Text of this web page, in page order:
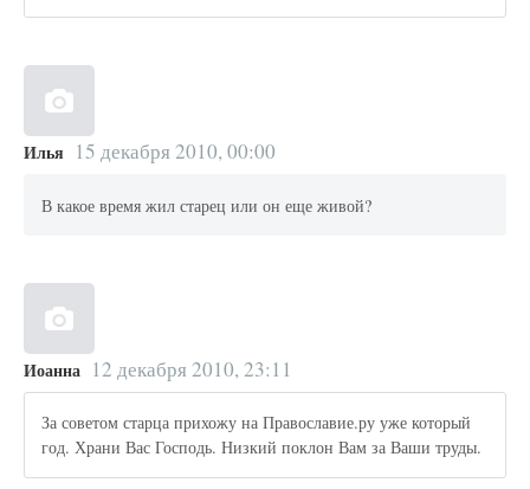
Илья 15 декабря 2010, 00:00
В какое время жил старец или он еще живой?
Иоанна 12 декабря 2010, 23:11
За советом старца прихожу на Православие.ру уже который
год. Храни Вас Господь. Низкий поклон Вам за Ваши труды.